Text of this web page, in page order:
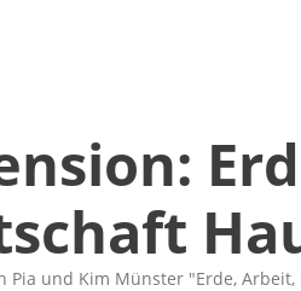
Pia und Kim Münster Erde,